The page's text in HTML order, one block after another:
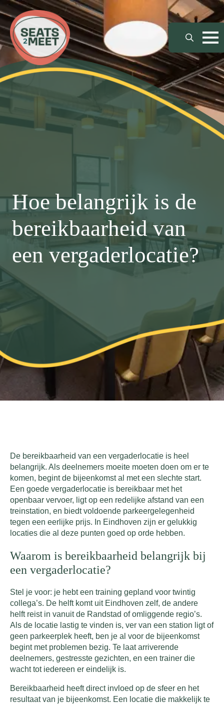
Search
for:
Hoe belangrijk is de
bereikbaarheid van
een vergaderlocatie?
De bereikbaarheid van een vergaderlocatie is heel
belangrijk. Als deelnemers moeite moeten doen om er te
komen, begint de bijeenkomst al met een slechte start.
Een goede vergaderlocatie is bereikbaar met het
openbaar vervoer, ligt op een redelijke afstand van een
treinstation, en biedt voldoende parkeergelegenheid
tegen een eerlijke prijs. In Eindhoven zijn er gelukkig
locaties die al deze punten goed op orde hebben.
Waarom is bereikbaarheid belangrijk bij
een vergaderlocatie?
Stel je voor: je hebt een training gepland voor twintig
collega’s. De helft komt uit Eindhoven zelf, de andere
helft reist in vanuit de Randstad of omliggende regio’s.
Als de locatie lastig te vinden is, ver van een station ligt of
geen parkeerplek heeft, ben je al voor de bijeenkomst
begint met problemen bezig. Te laat arriverende
deelnemers, gestresste gezichten, en een trainer die
wacht tot iedereen er eindelijk is.
Bereikbaarheid heeft direct invloed op de sfeer en het
resultaat van je bijeenkomst. Een locatie die makkelijk te